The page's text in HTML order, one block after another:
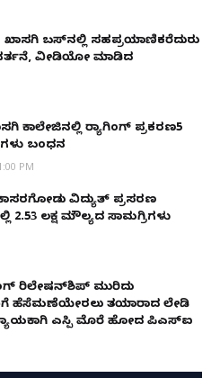
ಖಾಸಗಿ ಬಸ್‌ನಲ್ಲಿ ಸಹಪ್ರಯಾಣಿಕರೆದುರು
ವರ್ತನೆ, ವೀಡಿಯೋ ಮಾಡಿದ
ಕಾಲೇಜಿನಲ್ಲಿ ರ‌್ಯಾಗಿಂಗ್ ಪ್ರಕರಣ5
ಬಂಧನ
PM
ವಿದ್ಯುತ್ ಪ್ರಸರಣ
₹2.53 ಲಕ್ಷ ಮೌಲ್ಯದ ಸಾಮಗ್ರಿಗಳು
ರಿಲೇಷನ್‌ಶಿಪ್ ಮುರಿದು
ಹೆಸೆಮಣೆಯೇರಲು ತಯಾರಾದ ಲೇಡಿ
ಎಸ್ಪಿ ಮೊರೆ ಹೋದ ಪಿಎಸ್ಐ